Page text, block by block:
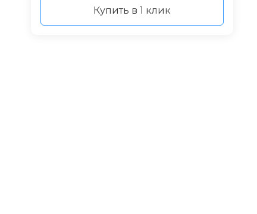
Купить в 1 клик